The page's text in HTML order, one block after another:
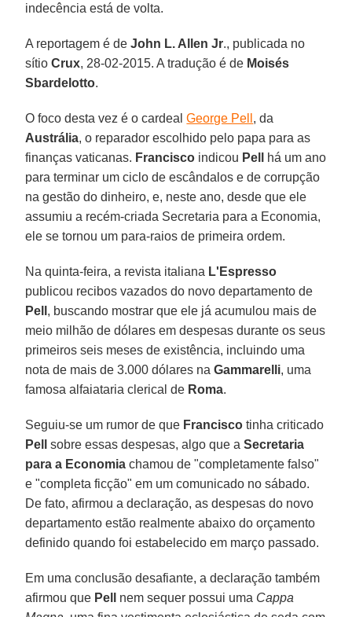
indecência está de volta.
A reportagem é deJohn L. Allen Jr., publicada no
sítioCrux, 28-02-2015. A tradução é de Moisés
Sbardelotto.
O foco desta vez é o cardealGeorge Pell , da
Austrália, o reparador escolhido pelo papa para as
finanças vaticanas. Francisco indicou Pell
há um ano
para terminar um ciclo de escândalos e de corrupção
na gestão do dinheiro, e, neste ano, desde que ele
assumiu a recém-criada Secretaria para a Economia,
ele se tornou um para-raios de primeira ordem.
Na quinta-feira, a revista italiana L'Espresso
publicou recibos vazados do novo departamento de
Pell , buscando mostrar que ele já acumulou mais de
meio milhão de dólares em despesas durante os seus
primeiros seis meses de existência, incluindo uma
nota de mais de 3.000 dólares naGammarelli, uma
famosa alfaiataria clerical de Roma.
Seguiu-se um rumor de que Francisco tinha criticado
Pell
sobre essas despesas, algo que aSecretaria
para a Economia chamou de "completamente falso"
e "completa ficção" em um comunicado no sábado.
De fato, afirmou a declaração, as despesas do novo
departamento estão realmente abaixo do orçamento
definido quando foi estabelecido em março passado.
Em uma conclusão desafiante, a declaração também
afirmou que Pell nem sequer possui uma Cappa